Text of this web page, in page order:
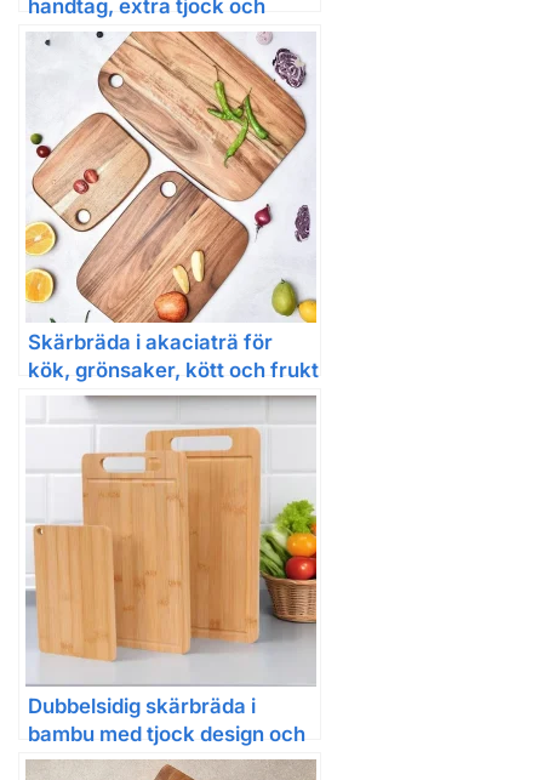
handtag, extra tjock och
dubbelsidig
Skärbräda i akaciaträ för
kök, grönsaker, kött och frukt
Dubbel­sidig skärbräda i
bambu med tjock design och
handtag